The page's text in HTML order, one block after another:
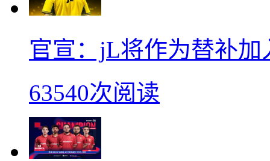
官宣：jL将作为替补加
63540次阅读